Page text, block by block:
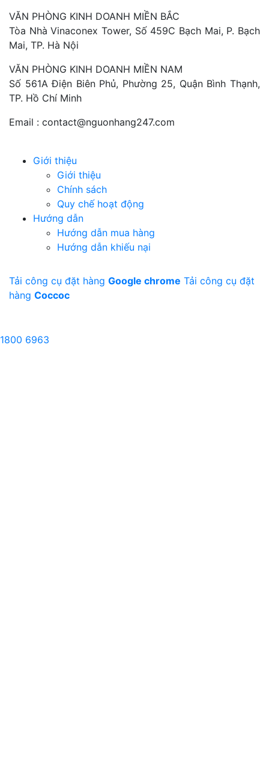
VĂN PHÒNG KINH DOANH MIỀN BẮC
Tòa Nhà Vinaconex Tower, Số 459C Bạch Mai, P. Bạch
Mai, TP. Hà Nội
VĂN PHÒNG KINH DOANH MIỀN NAM
Số 561A Điện Biên Phủ, Phường 25, Quận Bình Thạnh,
TP. Hồ Chí Minh
Email : contact@nguonhang247.com
Giới thiệu
Giới thiệu
Chính sách
Quy chế hoạt động
Hướng dẫn
Hướng dẫn mua hàng
Hướng dẫn khiếu nại
Tải công cụ đặt hàng Google chrome Tải công cụ đặt
hàng Coccoc
1800 6963